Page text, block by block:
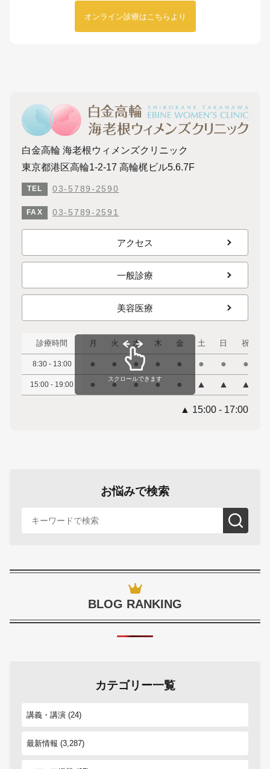
オンライン診療はこちらより
白金高輪 海老根ウィメンズクリニック
東京都港区高輪1-2-17 高輪梶ビル5.6.7F
TEL 03-5789-2590
FAX 03-5789-2591
アクセス
一般診療
美容医療
診療時間 月 火 水 木 金 土 日 祝
8:30 - 13:00 ● ● ● ● ● ● ● ●
15:00 - 19:00 ● ● ● ● ● ▲ ▲ ▲
スクロールできます
▲ 15:00 - 17:00
お悩みで検索
BLOG RANKING
カテゴリー一覧
講義・講演 (24)
最新情報 (3,287)